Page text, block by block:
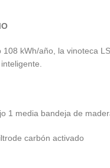
kWh/año, la vinoteca
1 media bandeja de
carbón activado